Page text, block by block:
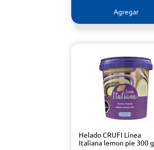
Agregar
Helado CRUFI Línea
Italiana lemon pie 300 g